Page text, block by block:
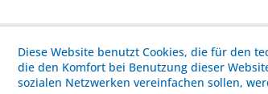
Diese Website benutzt Cookies, die für den
die den Komfort bei Benutzung dieser
sozialen Netzwerken vereinfachen sollen,